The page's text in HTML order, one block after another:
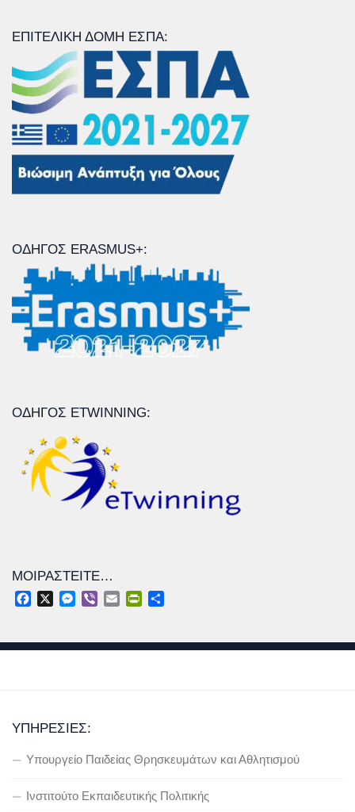
ΕΠΙΤΕΛΙΚΉ ΔΟΜΉ ΕΣΠΑ:
ΟΔΗΓΌΣ ERASMUS+:
ΟΔΗΓΌΣ ETWINNING:
ΜΟΙΡΑΣΤΕΊΤΕ…
FacebookMessenger
Viber EmailPrintFriendly
ΥΠΗΡΕΣΊΕΣ:
Υπουργείο Παιδείας Θρησκευμάτων και Αθλητισμού
Ινστιτούτο Εκπαιδευτικής Πολιτικής